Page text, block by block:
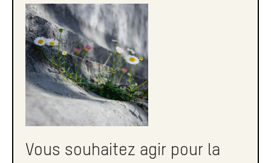
Vous souhaitez agir pour la